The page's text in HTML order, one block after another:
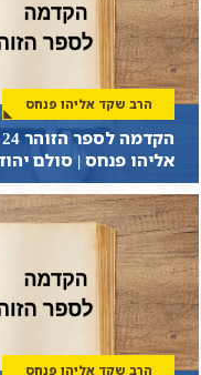
הרב שקד אליהו פנחס
אליהו פנחס | סולם
הרב שקד אליהו פנחס